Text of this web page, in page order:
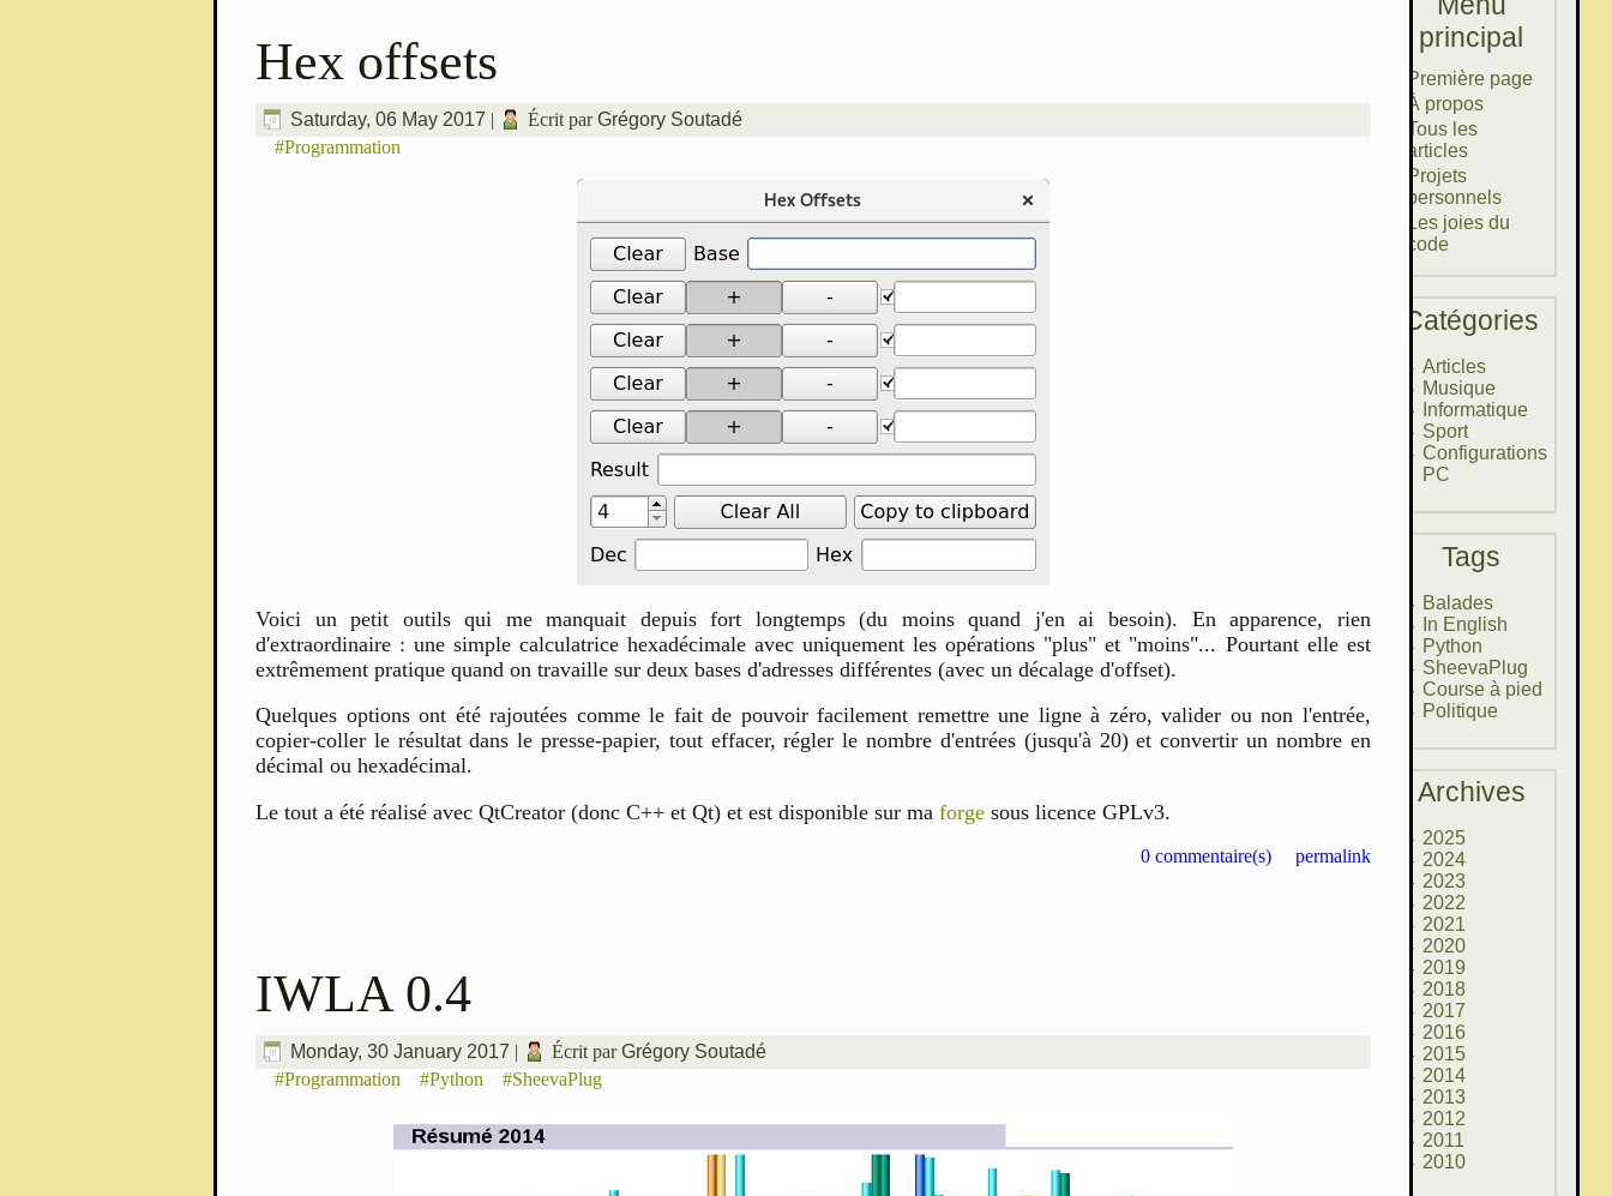
Hex offsets
Saturday, 06 May 2017 | Écrit parGrégory Soutadé
#Programmation
Voici un petit outils qui me manquait depuis fort longtemps (du moins quand j'en ai besoin). En apparence, rien
d'extraordinaire : une simple calculatrice hexadécimale avec uniquement les opérations "plus" et "moins"... Pourtant elle est
extrêmement pratique quand on travaille sur deux bases d'adresses différentes (avec un décalage d'offset).
Quelques options ont été rajoutées comme le fait de pouvoir facilement remettre une ligne à zéro, valider ou non l'entrée,
copier-coller le résultat dans le presse-papier, tout effacer, régler le nombre d'entrées (jusqu'à 20) et convertir un nombre en
décimal ou hexadécimal.
Le tout a été réalisé avec QtCreator (donc C++ et Qt) et est disponible sur ma forge sous licence GPLv3.
0 commentaire(s) permalink
IWLA 0.4
Monday, 30 January 2017 | Écrit parGrégory Soutadé
#Programmation
#Python #SheevaPlug
principal
Première page
À propos
Tous les
articles
Projets
personnels
Les joies du
code
Catégories
Articles
Musique
Informatique
Sport
Configurations
PC
Tags
Balades
In English
Python
SheevaPlug
Course à pied
Politique
Archives
2025
2024
2023
2022
2021
2020
2019
2018
2017
2016
2015
2014
2013
2012
2011
2010